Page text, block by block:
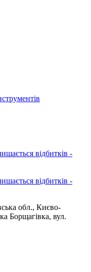
відбитків -
відбитків -
обл., Києво-
Борщагівка, вул.